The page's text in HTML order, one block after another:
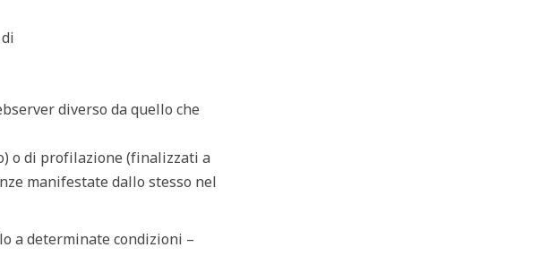
diverso da quello che
o di profilazione (finalizzati a
manifestate dallo stesso nel
a determinate condizioni –